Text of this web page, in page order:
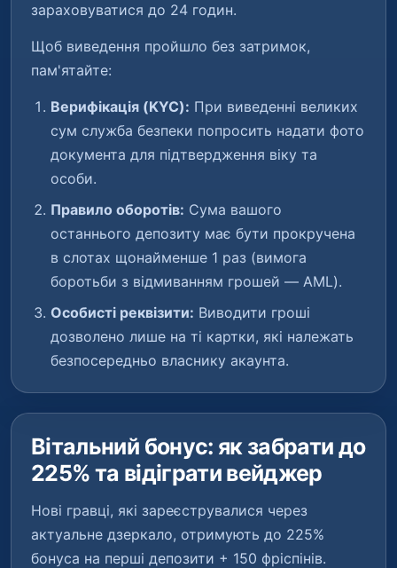
зараховуватися до 24 годин.
Щоб виведення пройшло без затримок,
пам'ятайте:
Верифікація (KYC): При виведенні великих
сум служба безпеки попросить надати фото
документа для підтвердження віку та
особи.
Правило оборотів: Сума вашого
останнього депозиту має бути прокручена
в слотах щонайменше 1 раз (вимога
боротьби з відмиванням грошей — AML).
Особисті реквізити: Виводити гроші
дозволено лише на ті картки, які належать
безпосередньо власнику акаунта.
Вітальний бонус: як забрати до
225% та відіграти вейджер
Нові гравці, які зареєструвалися через
актуальне дзеркало, отримують до 225%
бонуса на перші депозити + 150 фріспінів.